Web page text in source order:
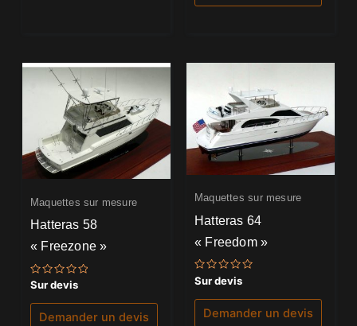
Maquettes sur mesure
Hatteras 58
« Freezone »
Note
0
sur
Sur devis
Demander un devis
Maquettes sur mesure
Hatteras 64
« Freedom »
Note
0
sur
Sur devis
Demander un devis